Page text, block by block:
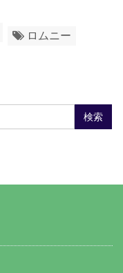
ロムニー